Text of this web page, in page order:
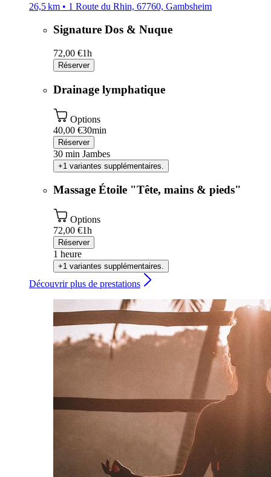
26,5 km • 1 Route du Rhin, 67760, Gambsheim
Signature Dos & Nuque
72,00 €1h
Réserver
Drainage lymphatique
Options
40,00 €30min
Réserver
30 min Jambes
+1 variantes supplémentaires.
Massage Étoile "Tête, mains & pieds"
Options
72,00 €1h
Réserver
1 heure
+1 variantes supplémentaires.
Découvrir plus de prestations